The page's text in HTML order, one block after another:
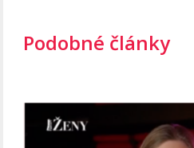
Podobné články